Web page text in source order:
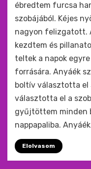
ébredtem furcsa
szobájából. Kéjes
nagyon felizgatott.
kezdtem és
teltek a napok
forrására. Anyáék
boltív választotta el
választotta el a
gyűjtöttem minden
nappapaliba.
Elolvasom